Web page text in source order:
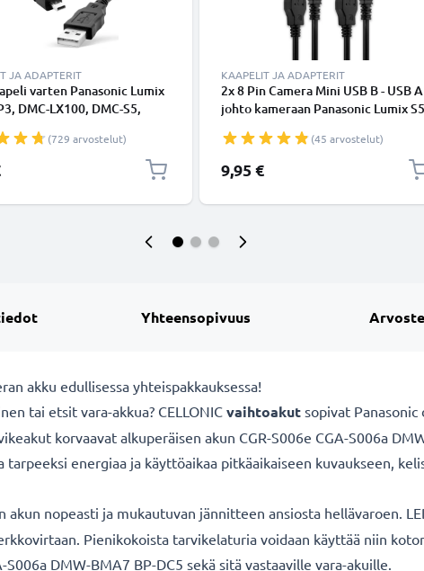
JA ADAPTERIT
varten Panasonic Lumix
DMC-LX100, DMC-S5,
GM1, DMC-FZ200, DMC-
GX7, DMC-GF6, DMC-
G7, DMC-S1, DMC-GH4,
(729 arvostelut)
KAAPELIT JA ADAPTERIT
2x 8 Pin Camera Mini USB B - USB
johto kameraan Panasonic Lumix S5
GF1 G7 GF6 GX1 GM1 LX5 G70 GX7
GM5 - Musta 1.5m, nopea 1A, PVC-
kamerajohto K1HA08AD0001 -
(45 arvostelut)
9,95 €
Yhteensopivuus
akku edullisessa yhteispakkauksessa!
tai etsit vara-akkua? CELLONIC vaihtoakut sopivat
korvaavat alkuperäisen akun CGR-S006e CGA-S006a
energiaa ja käyttöaikaa pitkäaikaiseen kuvaukseen,
akun nopeasti ja mukautuvan jännitteen ansiosta hellävaroen.
Pienikokoista tarvikelaturia voidaan käyttää niin
DMW-BMA7 BP-DC5 sekä sitä vastaaville vara-akuille.